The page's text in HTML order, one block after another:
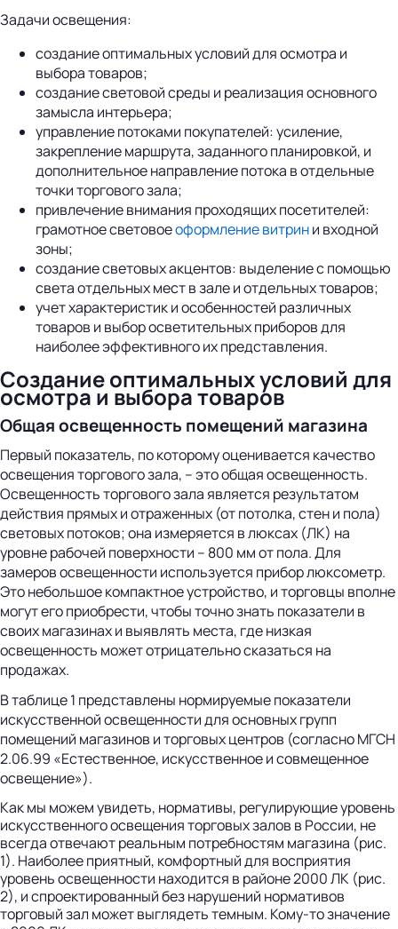
Задачи освещения:
создание оптимальных условий для осмотра и
выбора товаров;
создание световой среды и реализация основного
замысла интерьера;
управление потоками покупателей: усиление,
закрепление маршрута, заданного планировкой, и
дополнительное направление потока в отдельные
точки торгового зала;
привлечение внимания проходящих посетителей:
грамотное световоеоформление витрини входной
зоны;
создание световых акцентов: выделение с помощью
света отдельных мест в зале и отдельных товаров;
учет характеристик и особенностей различных
товаров и выбор осветительных приборов для
наиболее эффективного их представления.
Создание оптимальных условий для
осмотра и выбора товаров
Общая освещенность помещений магазина
Первый показатель, по которому оценивается качество
освещения торгового зала, – это общая освещенность.
Освещенность торгового зала является результатом
действия прямых и отраженных (от потолка, стен и пола)
световых потоков; она измеряется в люксах (ЛК) на
уровне рабочей поверхности – 800 мм от пола. Для
замеров освещенности используется прибор люксометр.
Это небольшое компактное устройство, и торговцы вполне
могут его приобрести, чтобы точно знать показатели в
своих магазинах и выявлять места, где низкая
освещенность может отрицательно сказаться на
продажах.
В таблице 1 представлены нормируемые показатели
искусственной освещенности для основных групп
помещений магазинов и торговых центров (согласно МГСН
2.06.99 «Естественное, искусственное и совмещенное
освещение»).
Как мы можем увидеть, нормативы, регулирующие уровень
искусственного освещения торговых залов в России, не
всегда отвечают реальным потребностям магазина (рис.
1). Наиболее приятный, комфортный для восприятия
уровень освещенности находится в районе 2000 ЛК (рис.
2), и спроектированный без нарушений нормативов
торговый зал может выглядеть темным. Кому-то значение